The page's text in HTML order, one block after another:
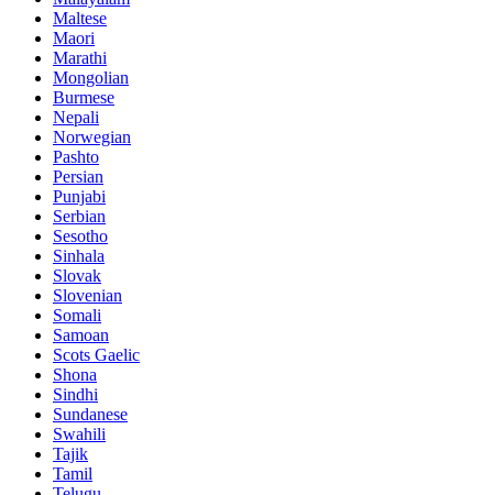
Maltese
Maori
Marathi
Mongolian
Burmese
Nepali
Norwegian
Pashto
Persian
Punjabi
Serbian
Sesotho
Sinhala
Slovak
Slovenian
Somali
Samoan
Scots Gaelic
Shona
Sindhi
Sundanese
Swahili
Tajik
Tamil